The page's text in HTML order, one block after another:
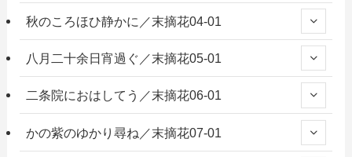
秋のころほひ静かに／末摘花04-01
八月二十余日宵過ぐ／末摘花05-01
二条院におはしてう／末摘花06-01
かの紫のゆかり尋ね／末摘花07-01